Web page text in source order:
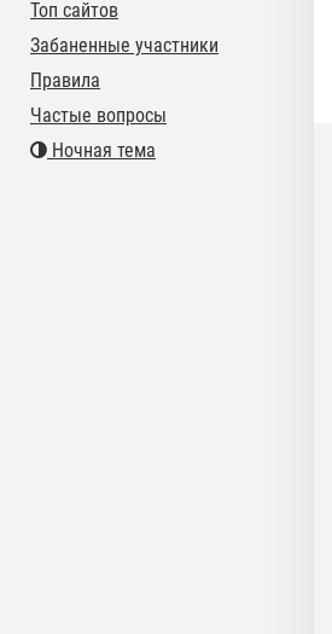
Топ сайтов
Забаненные участники
Правила
Частые вопросы
Ночная тема